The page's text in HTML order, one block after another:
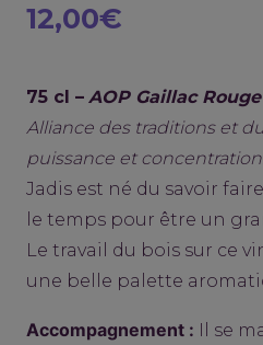
12,00€
75 cl – AOP Gaillac Rouge
Alliance des traditions et
puissance et
Jadis est né du savoir
le temps pour être un
Le travail du bois sur ce
une belle palette
Accompagnement : Il se